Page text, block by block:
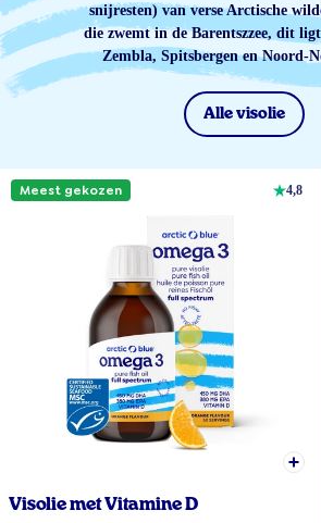
snijresten) van verse Arctische
die zwemt in de Barentszzee, dit
Zembla, Spitsbergen en Noord-
Alle visolie
Meest gekozen 4,8
Visolie met Vitamine D